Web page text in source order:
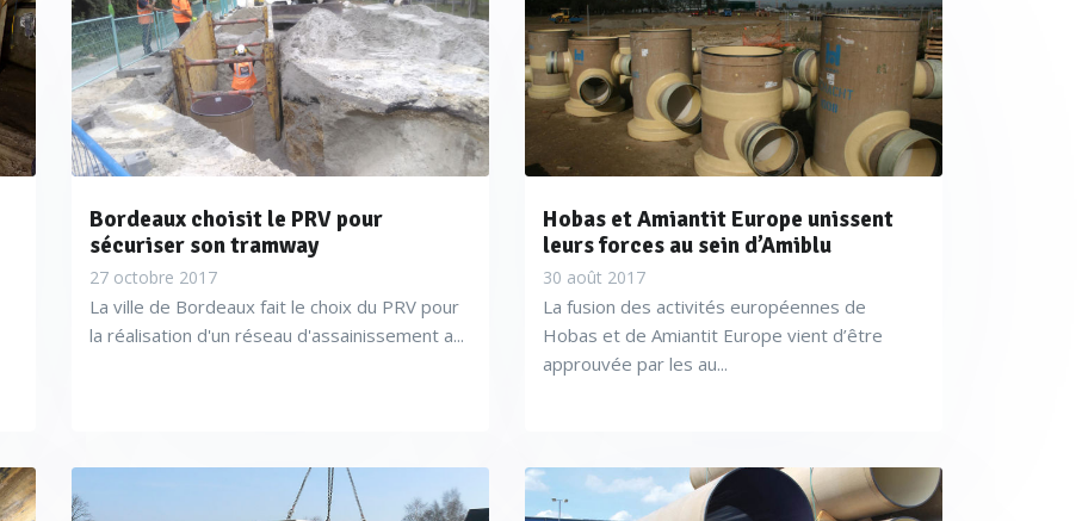
Bordeaux choisit le PRV pour
sécuriser son tramway
27 octobre 2017
La ville de Bordeaux fait le choix du PRV pour
la réalisation d'un réseau d'assainissement a...
Hobas et Amiantit Europe unissent
leurs forces au sein d’Amiblu
30 août 2017
La fusion des activités européennes de
Hobas et de Amiantit Europe vient d’être
approuvée par les au...